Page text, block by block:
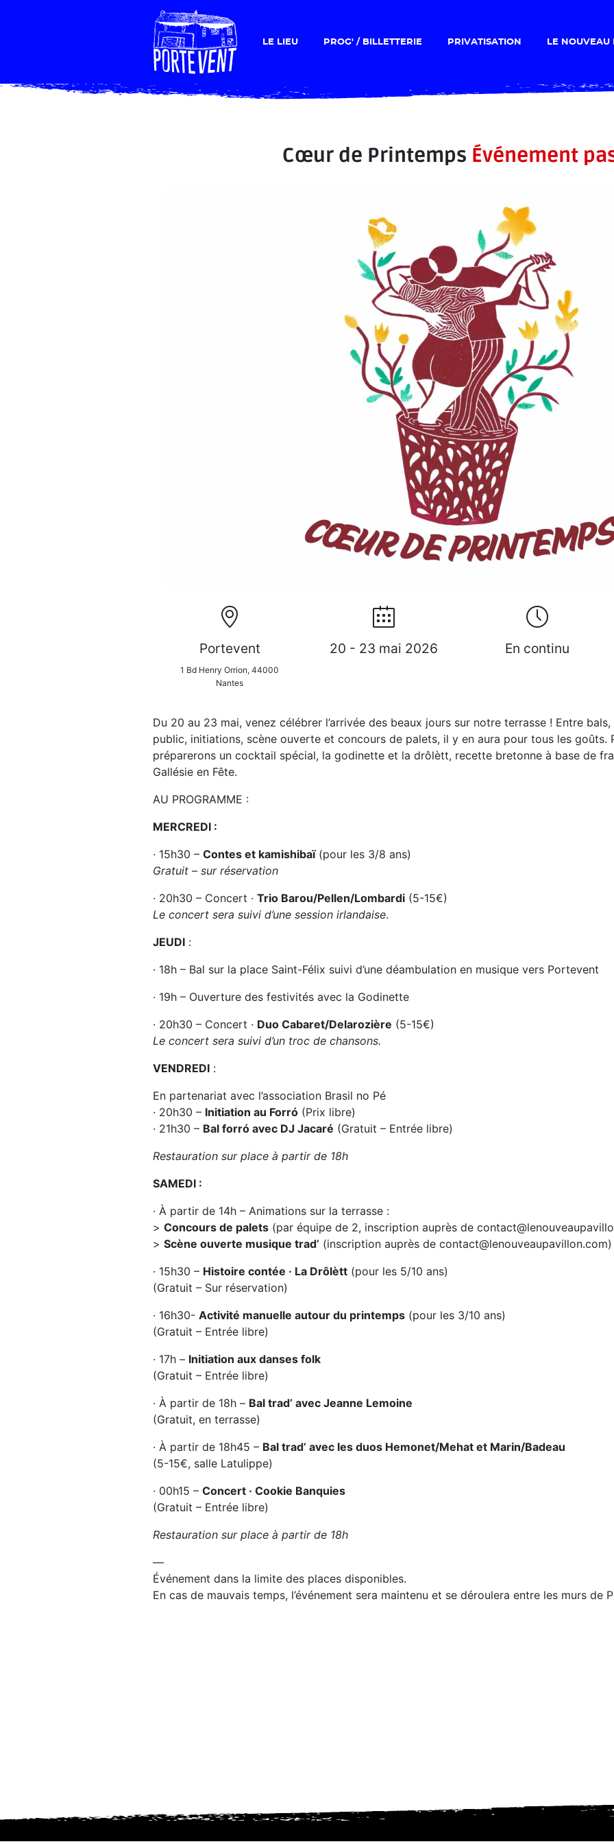
LE LIEU PROG' / BILLETTERIE PRIVATISATION LE NOUVEAU
Cœur de Printemps Événement
Portevent
1 Bd Henry Orrion, 44000
Nantes
20 - 23 mai 2026 En continu
Du 20 au 23 mai, venez célébrer l’arrivée des beaux jours sur notre terrasse ! Entre
public, initiations, scène ouverte et concours de palets, il y en aura pour tous les goûts.
préparerons un cocktail spécial, la godinette et la drôlètt, recette bretonne à base de
Gallésie en Fête.
AU PROGRAMME :
MERCREDI :
· 15h30 – Contes et kamishibaï(pour les 3/8 ans)
Gratuit – sur réservation
· 20h30 – Concert · Trio Barou/Pellen/Lombardi (5-15€)
Le concert sera suivi d’une session irlandaise.
JEUDI :
· 18h – Bal sur la place Saint-Félix suivi d’une déambulation en musique vers Portevent
· 19h – Ouverture des festivités avec la Godinette
· 20h30 – Concert · Duo Cabaret/Delarozière (5-15€)
Le concert sera suivi d’un troc de chansons.
VENDREDI :
En partenariat avec l’association Brasil no Pé
· 20h30 – Initiation au Forró (Prix libre)
· 21h30 – Bal forró avec DJ Jacaré (Gratuit – Entrée libre)
Restauration sur place à partir de 18h
SAMEDI :
· À partir de 14h – Animations sur la terrasse :
> Concours de palets (par équipe de 2, inscription auprès de
> Scène ouverte musique trad’ (inscription auprès de contact@lenouveaupavillon.com)
· 15h30 – Histoire contée · La Drôlètt (pour les 5/10 ans)
(Gratuit – Sur réservation)
· 16h30- Activité manuelle autour du printemps (pour les 3/10 ans)
(Gratuit – Entrée libre)
· 17h – Initiation aux danses folk
(Gratuit – Entrée libre)
· À partir de 18h – Bal trad’ avec Jeanne Lemoine
(Gratuit, en terrasse)
· À partir de 18h45 – Bal trad’ avec les duos Hemonet/Mehat et Marin/Badeau
(5-15€, salle Latulippe)
· 00h15 – Concert · Cookie Banquies
(Gratuit – Entrée libre)
Restauration sur place à partir de 18h
—
Événement dans la limite des places disponibles.
En cas de mauvais temps, l’événement sera maintenu et se déroulera entre les murs de